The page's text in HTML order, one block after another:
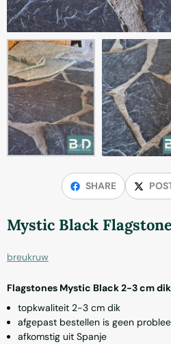
SHARE
Mystic Black
breukruw
Flagstones Mystic Black 2-3 cm
topkwaliteit 2-3 cm dik
afgepast bestellen is geen
afkomstig uit Spanje